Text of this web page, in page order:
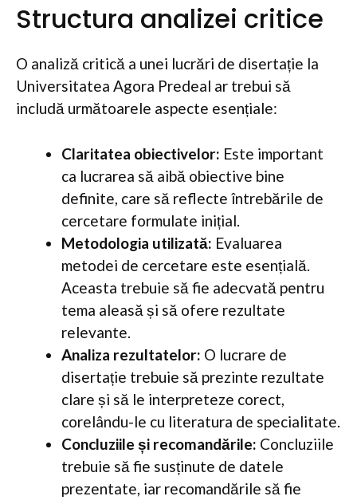
Structura analizei critice
O analiză critică a unei lucrări de disertație la
Universitatea Agora Predeal ar trebui să
includă următoarele aspecte esențiale:
Claritatea obiectivelor: Este important
ca lucrarea să aibă obiective bine
definite, care să reflecte întrebările de
cercetare formulate inițial.
Metodologia utilizată: Evaluarea
metodei de cercetare este esențială.
Aceasta trebuie să fie adecvată pentru
tema aleasă și să ofere rezultate
relevante.
Analiza rezultatelor: O lucrare de
disertație trebuie să prezinte rezultate
clare și să le interpreteze corect,
corelându-le cu literatura de specialitate.
Concluziile și recomandările: Concluziile
trebuie să fie susținute de datele
prezentate, iar recomandările să fie